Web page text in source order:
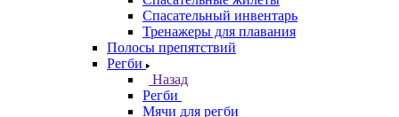
Спасательный инвентарь
Тренажеры для плавания
Полосы препятствий
Регби
Назад
Регби
Мячи для регби